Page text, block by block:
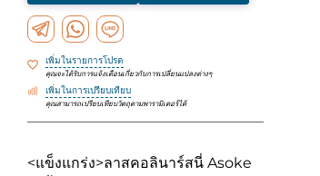
เพิ่มในรายการโปรด
คุณจะได้รับการแจ้งเตือนเกี่ยวกับการเปลี่ยนแปลงต่างๆ
เพิ่มในการเปรียบเทียบ
คุณสามารถเปรียบเทียบวัตถุตามพารามิเตอร์ได้
<แข็งแกร่ง>ลาสคอลินาร์สนี่ Asoke